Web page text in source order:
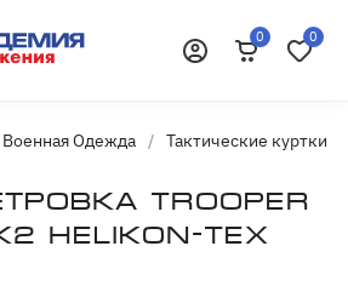
0 0
Военная Одежда / Тактические куртки
TROOPER
Helikon-Tex